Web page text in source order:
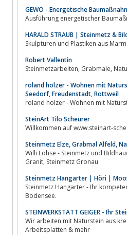
GEWO - Energetische
HARALD STRAUB | Steinmetz &
Robert Vallentin
roland holzer - Wohnen mit
Seedorf, Freudenstadt, Rottweil
roland holzer - Wohnen mit
SteinArt Tilo Scheurer
Willkommen auf www.steinart-
Steinmetz Elze, Grabmal Alfeld,
Willi Lohse - Steinmetz und Bildhauermeister / Steinmetz Elze,
Granit, Steinmetz Gronau
Steinmetz Hangarter | Höri |
Steinmetz Hangarter - Ihr kompetenter
Bodensee.
STEINWERKSTATT GEIGER - Ihr
Wir arbeiten mit Naturstein aus
Arbeitsplatten & mehr